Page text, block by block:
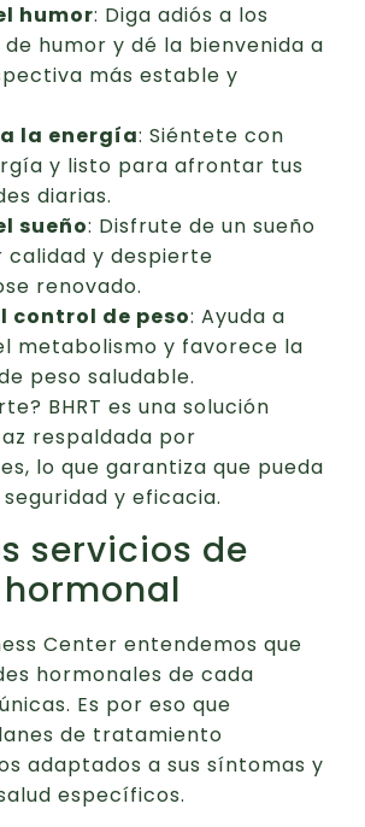
humor: Diga adiós a los
humor y dé la bienvenida a
más estable y
la energía: Siéntete con
y listo para afrontar tus
diarias.
sueño: Disfrute de un sueño
calidad y despierte
renovado.
control de peso: Ayuda a
metabolismo y favorece la
peso saludable.
BHRT es una solución
respaldada por
lo que garantiza que pueda
y eficacia.
servicios de
Center entendemos que
hormonales de cada
Es por eso que
de tratamiento
adaptados a sus síntomas y
específicos.